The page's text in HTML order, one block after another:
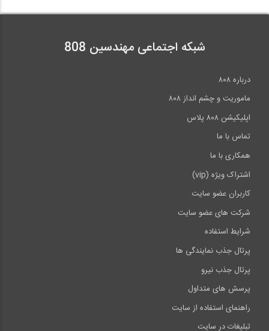
شبکه اجتماعی مهندسین 808
درباره ۸۰۸
ماموریت و چشم انداز ۸۰۸
اپلیکیشن ۸۰۸ پلاس
تماس با ما
همکاری با ما
اشتراک ویژه (vip)
کاربران عضو سایت
شرکت های عضو سایت
شرایط استفاده
پرتال جذب نمایندگی ها
پرتال جذب نیرو
پرسش های متداول
راهنمای استفاده از سایت
تبلیغات در سایت